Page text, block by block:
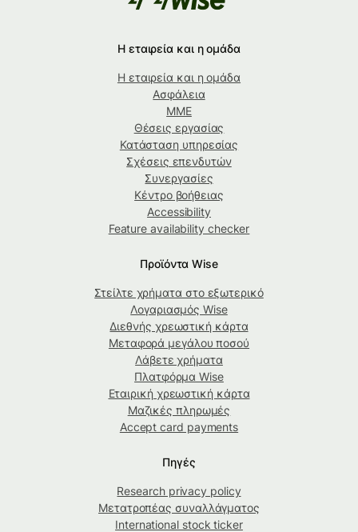
Η εταιρεία και η ομάδα
Η εταιρεία και η ομάδα
Ασφάλεια
ΜΜΕ
Θέσεις εργασίας
Κατάσταση υπηρεσίας
Σχέσεις επενδυτών
Συνεργασίες
Κέντρο βοήθειας
Accessibility
Feature availability checker
Προϊόντα Wise
Στείλτε χρήματα στο εξωτερικό
Λογαριασμός Wise
Διεθνής χρεωστική κάρτα
Μεταφορά μεγάλου ποσού
Λάβετε χρήματα
Πλατφόρμα Wise
Εταιρική χρεωστική κάρτα
Μαζικές πληρωμές
Accept card payments
Πηγές
Research privacy policy
Μετατροπέας συναλλάγματος
International stock ticker